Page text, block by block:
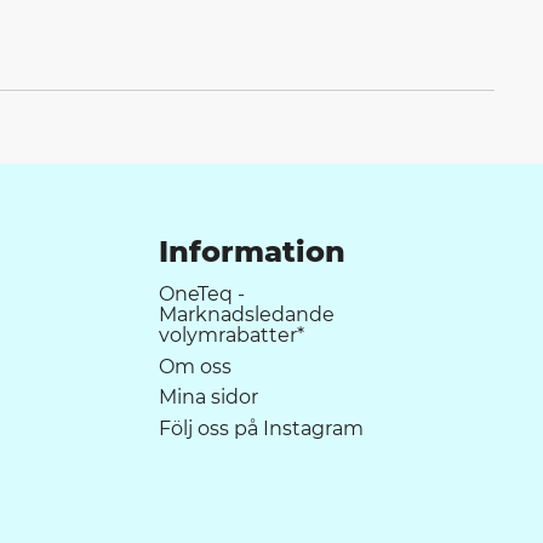
Information
OneTeq -
Marknadsledande
volymrabatter*
Om oss
Mina sidor
Följ oss på Instagram